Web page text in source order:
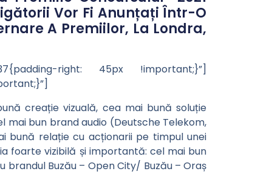
Vor Fi Anunțați Într-O
A Premiilor, La Londra,
right: 45px !important;}”]
creație vizuală, cea mai bună soluție
mai bun brand audio (Deutsche Telekom,
bună relație cu acționarii pe timpul unei
foarte vizibilă și importantă: cel mai bun
Buzău – Open City/ Buzău – Oraș